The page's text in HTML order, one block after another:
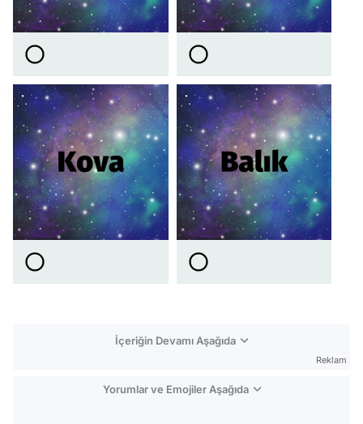
İçeriğin Devamı Aşağıda
Reklam
Yorumlar ve Emojiler Aşağıda